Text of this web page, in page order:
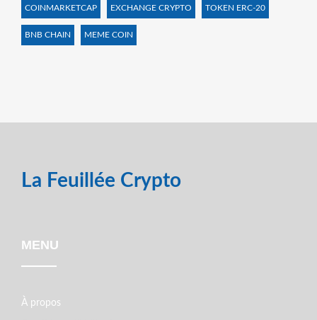
COINMARKETCAP EXCHANGE CRYPTO TOKEN ERC-20
BNB CHAIN MEME COIN
La Feuillée Crypto
MENU
À propos